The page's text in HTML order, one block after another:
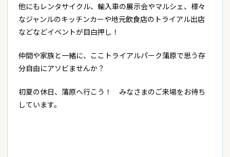
他にもレンタサイクル、輸入車の展示会やマルシェ、様々
なジャンルのキッチンカーや地元飲食店のトライアル出店
などなどイベントが目白押し！
仲間や家族と一緒に、ここトライアルパーク蒲原で思う存
分自由にアソビませんか？
初夏の休日、蒲原へ行こう！ みなさまのご来場をお待ち
しています。